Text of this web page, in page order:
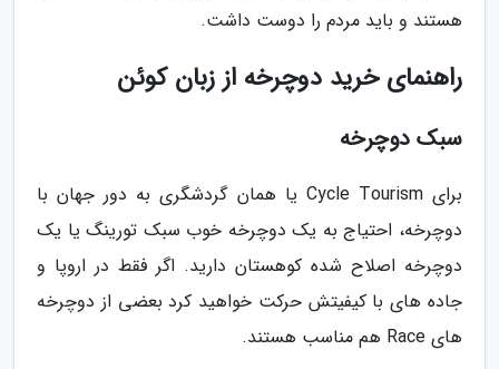
هستند و باید مردم را دوست داشت.
راهنمای خرید دوچرخه از زبان کوئن
سبک دوچرخه
برای Cycle Tourism یا همان گردشگری به دور جهان با
دوچرخه، احتیاج به یک دوچرخه خوب سبک تورینگ یا یک
دوچرخه اصلاح شده کوهستان دارید. اگر فقط در اروپا و
جاده های با کیفیتش حرکت خواهید کرد بعضی از دوچرخه
های Race هم مناسب هستند.